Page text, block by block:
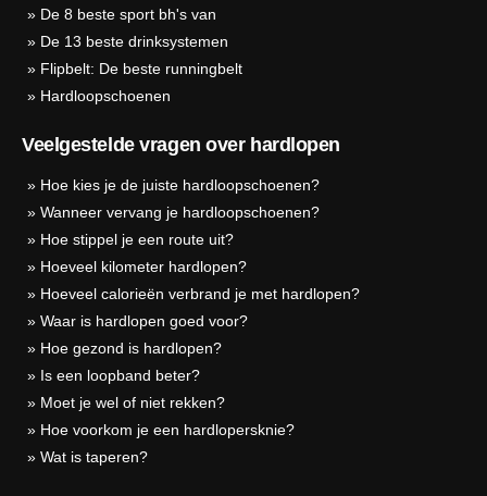
» De 8 beste sport bh's van
» De 13 beste drinksystemen
» Flipbelt: De beste runningbelt
» Hardloopschoenen
Veelgestelde vragen over hardlopen
» Hoe kies je de juiste hardloopschoenen?
» Wanneer vervang je hardloopschoenen?
» Hoe stippel je een route uit?
» Hoeveel kilometer hardlopen?
» Hoeveel calorieën verbrand je met hardlopen?
» Waar is hardlopen goed voor?
» Hoe gezond is hardlopen?
» Is een loopband beter?
» Moet je wel of niet rekken?
» Hoe voorkom je een hardlopersknie?
» Wat is taperen?